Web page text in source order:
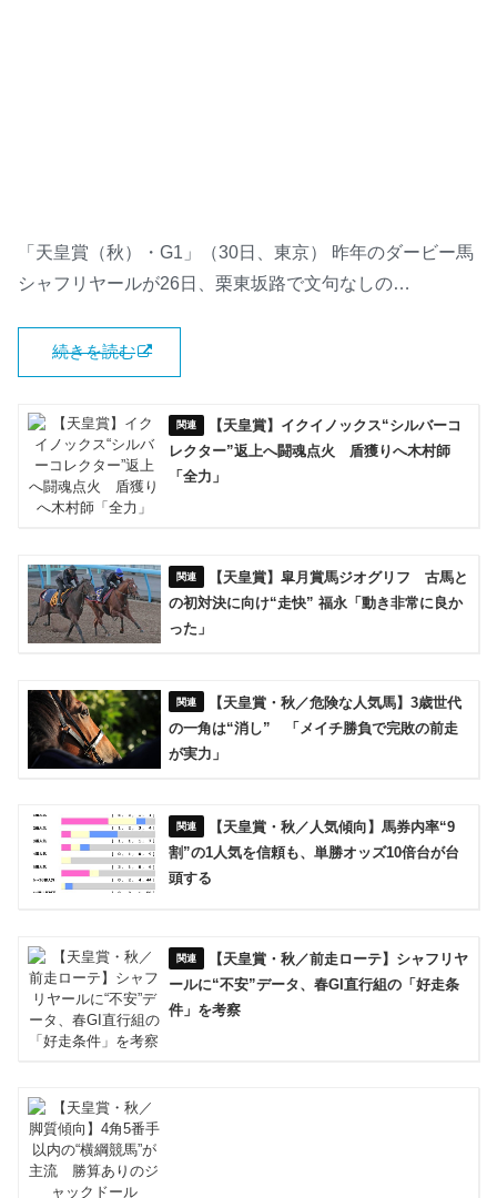
「天皇賞（秋）・G1」（30日、東京） 昨年のダービー馬
シャフリヤールが26日、栗東坂路で文句なしの…
続きを読む
【天皇賞】イクイノックス“シルバーコ
レクター”返上へ闘魂点火 盾獲りへ木村師
「全力」
【天皇賞】皐月賞馬ジオグリフ 古馬と
の初対決に向け“走快” 福永「動き非常に良か
った」
【天皇賞・秋／危険な人気馬】3歳世代
の一角は“消し” 「メイチ勝負で完敗の前走
が実力」
【天皇賞・秋／人気傾向】馬券内率“9
割”の1人気を信頼も、単勝オッズ10倍台が台
頭する
【天皇賞・秋／前走ローテ】シャフリヤ
ールに“不安”データ、春GI直行組の「好走条
件」を考察